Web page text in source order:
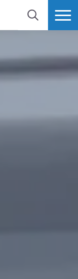
検索 MORE